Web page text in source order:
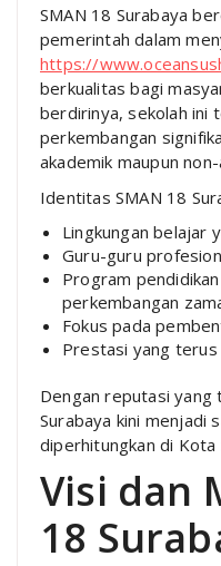
SMAN 18 Surabaya
pemerintah dalam
https://
berkualitas bagi
berdirinya, sekolah ini
perkembangan
akademik maupun
Identitas SMAN 18
Lingkungan belajar
Guru-guru
Program
perkembangan
Fokus pada
Prestasi yang terus
Dengan reputasi yang
Surabaya kini menjadi
diperhitungkan di Kota
Visi dan
18